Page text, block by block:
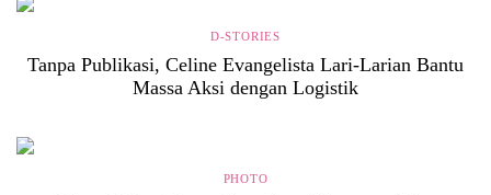
D-STORIES
Tanpa Publikasi, Celine Evangelista Lari-Larian Bantu
Massa Aksi dengan Logistik
PHOTO